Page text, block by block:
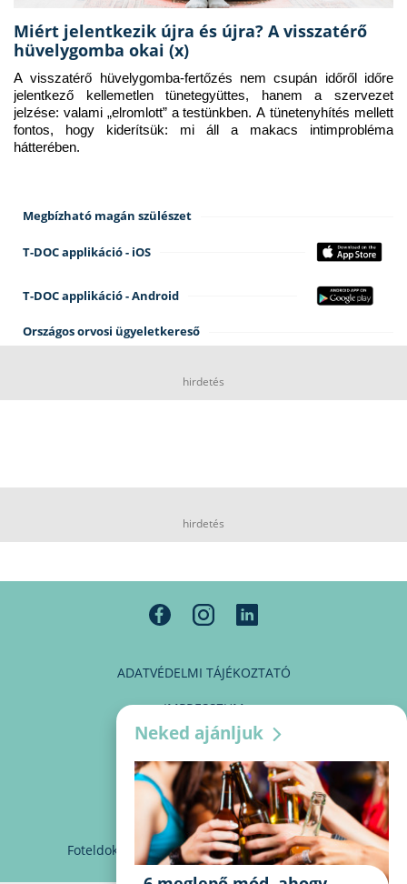
Miért jelentkezik újra és újra? A visszatérő
hüvelygomba okai (x)
A visszatérő hüvelygomba-fertőzés nem csupán időről időre
jelentkező kellemetlen tünetegyüttes, hanem a szervezet
jelzése: valami „elromlott” a testünkben. A tünetenyhítés mellett
fontos, hogy kiderítsük: mi áll a makacs intimprobléma
hátterében.
Megbízható magán szülészet
T-DOC applikáció - iOS
T-DOC applikáció - Android
Országos orvosi ügyeletkereső
hirdetés
hirdetés
ADATVÉDELMI TÁJÉKOZTATÓ
IMPRESSZUM
MÉDIAAJÁNLAT
PARTNEREINK
KAPCSOLAT
Foteldoki info@foteldoki.hu Süti beállítások
Neked ajánljuk